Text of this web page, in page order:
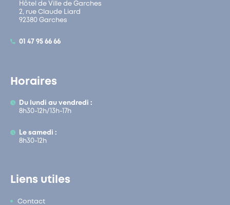
Hôtel de Ville de Garches
2, rue Claude Liard
92380 Garches
01 47 95 66 66
Horaires
Du lundi au vendredi :
8h30-12h/13h-17h
Le samedi :
8h30-12h
Liens utiles
Contact